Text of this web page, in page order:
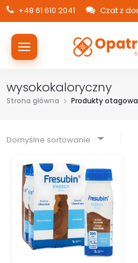
+48 61 610 2041 Czat z
wysokokaloryczny
Strona główna Produkty
Domyślne sortowanie